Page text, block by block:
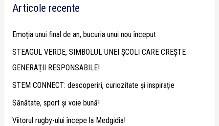
c
o
r
:
Articole recente
Emoția unui final de an, bucuria unui nou început
STEAGUL VERDE, SIMBOLUL UNEI ȘCOLI CARE CREȘTE
GENERAȚII RESPONSABILE!
STEM CONNECT: descoperiri, curiozitate și inspirație
Sănătate, sport și voie bună!
Viitorul rugby-ului începe la Medgidia!